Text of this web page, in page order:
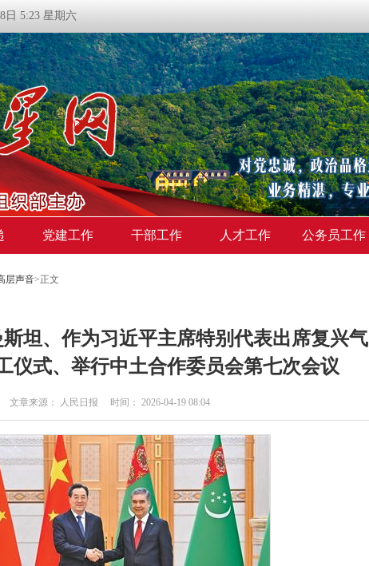
日 5:23 星期六
党建工作 干部工作 人才工作 公务员工作
层声音>正文
坦、作为习近平主席特别代表出席复兴气
仪式、举行中土合作委员会第七次会议
文章来源： 人民日报 时间： 2026-04-19 08:04